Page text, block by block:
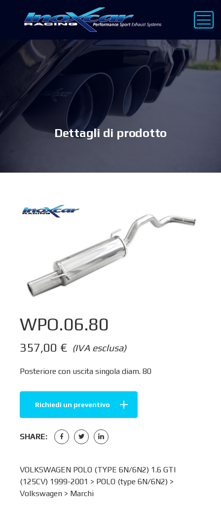
Dettagli di prodotto
WPO.06.80
(IVA esclusa)
357,00 €
Posteriore con uscita singola diam. 80
Richiedi un preventivo
SHARE:
VOLKSWAGEN POLO (TYPE 6N/6N2) 1.6 GTI
(125CV) 1999-2001 > POLO (type 6N/6N2) >
Volkswagen > Marchi